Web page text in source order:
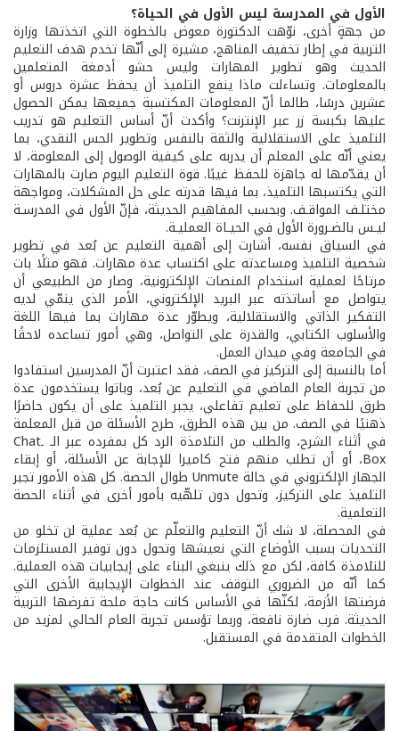
الأول في المدرسة ليس الأول في الحياة؟
من جهةٍ أخرى، نوّهت الدكتورة معوض بالخطوة التي اتخذتها وزارة
التربية في إطار تخفيف المناهج، مشيرة إلى أنّها تخدم هدف التعليم
الحديث وهو تطوير المهارات وليس حشو أدمغة المتعلمين
بالمعلومات. وتساءلت ماذا ينفع التلميذ أن يحفظ عشرة دروس أو
عشرين درسًا، طالما أنّ المعلومات المكتسبة جميعها يمكن الحصول
عليها بكبسة زر عبر الإنترنت؟ وأكدت أنّ أساس التعليم هو تدريب
التلميذ على الاستقلالية والثقة بالنفس وتطوير الحس النقدي، بما
يعني أنّه على المعلم أن يدربه على كيفية الوصول إلى المعلومة، لا
أن يقدّمها له جاهزة للحفظ غيبًا. قوة التعليم اليوم صارت بالمهارات
التي يكتسبها التلميذ، بما فيها قدرته على حل المشكلات، ومواجهة
مختلـف المواقـف. وبحسب المفاهيم الحديثة، فإنّ الأول في المدرسـة
ليـس بالضـرورة الأول في الحيـاة العمليـة.
في السياق نفسه، أشارت إلى أهمية التعليم عن بُعد في تطوير
شخصية التلميذ ومساعدته على اكتساب عدة مهارات. فهو مثلًا بات
مرتاحًا لعملية استخدام المنصات الإلكترونية، وصار من الطبيعي أن
يتواصل مع أساتذته عبر البريد الإلكتروني، الأمر الذي ينمّي لديه
التفكير الذاتي والاستقلالية، ويطوّر عدة مهارات بما فيها اللغة
والأسلوب الكتابي، والقدرة على التواصل، وهي أمور تساعده لاحقًا
في الجامعة وفي ميدان العمل.
أما بالنسبة إلى التركيز في الصف، فقد اعتبرت أنّ المدرسين استفادوا
من تجربة العام الماضي في التعليم عن بُعد، وباتوا يستخدمون عدة
طرق للحفاظ على تعليم تفاعلي، يجبر التلميذ على أن يكون حاضرًا
ذهنيًا في الصف. من بين هذه الطرق، طرح الأسئلة من قبل المعلمة
في أثناء الشرح، والطلب من التلامذة الرد كل بمفرده عبر الـ ـChat
Box، أو أن تطلب منهم فتح كاميرا للإجابة عن الأسئلة، أو إبقاء
الجهاز الإلكتروني في حالة Unmute طوال الحصة. كل هذه الأمور تجبر
التلميذ على التركيز، وتحول دون تلهّيه بأمور أخرى في أثناء الحصة
التعلمية.
في المحصلة، لا شك أنّ التعليم والتعلّم عن بُعد عملية لن تخلو من
التحديات بسبب الأوضاع التي نعيشها وتحول دون توفير المستلزمات
للتلامذة كافة، لكن مع ذلك ينبغي البناء على إيجابيات هذه العملية.
كما أنّه من الضروري التوقف عند الخطوات الإيجابية الأخرى التي
فرضتها الأزمة، لكنّها في الأساس كانت حاجة ملحة تفرضها التربية
الحديثة. فرب ضارة نافعة، وربما تؤسس تجربة العام الحالي لمزيد من
الخطوات المتقدمة في المستقبل.